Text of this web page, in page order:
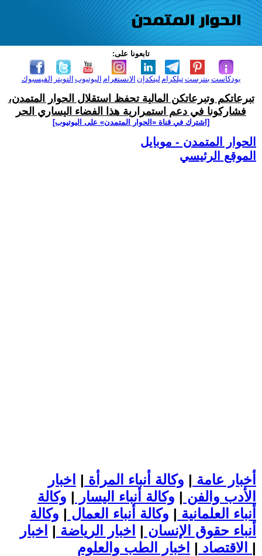
تابعونا على:
الفيسبوك التويتر اليوتيوب الانستغرام لينكدإن تيلكرامبنترست بودكاست
تبرعاتكم وتبرعاتكن المالية تحفظ استقلال الحوار المتمدن،
فشاركونا في دعم استمرارية هذا الفضاء اليساري الحر
[اشترك في قناة ‫«الحوار المتمدن» على اليوتيوب]
الحوار المتمدن - موبايل
الموقع الرئيسي
أخبار عامة | وكالة أنباء المرأة | اخبار
الأدب والفن | وكالة أنباء اليسار | وكالة
أنباء العلمانية | وكالة أنباء العمال | وكالة
أنباء حقوق الإنسان | اخبار الرياضة | اخبار
الاقتصاد | |